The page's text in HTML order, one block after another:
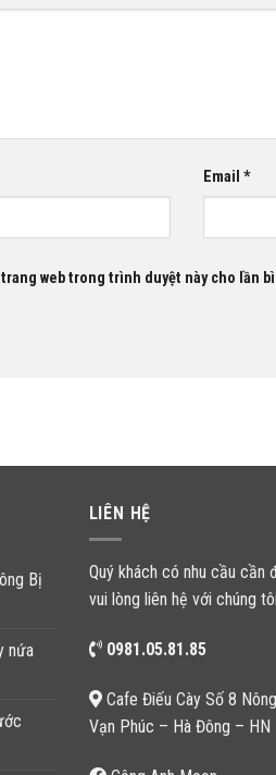
Email*
web trong trình duyệt này cho lần
Bị
nứa
LIÊN HỆ
Quý khách có nhu cầu cần
vui lòng liên hệ với chúng
0981.05.81.85
Cafe Điếu Cày Số 8
Vạn Phúc – Hà Đông – HN